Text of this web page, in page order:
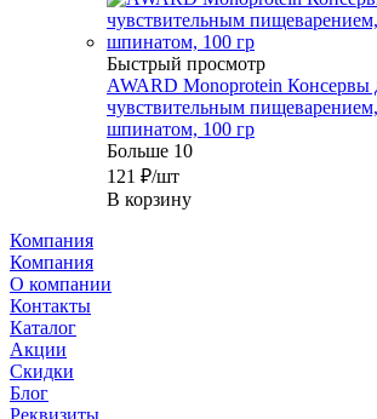
Быстрый просмотр
AWARD Monoprotein Консервы
чувствительным
шпинатом, 100 гр
Больше 10
121 ₽/шт
В корзину
Компания
Компания
О компании
Контакты
Каталог
Акции
Скидки
Блог